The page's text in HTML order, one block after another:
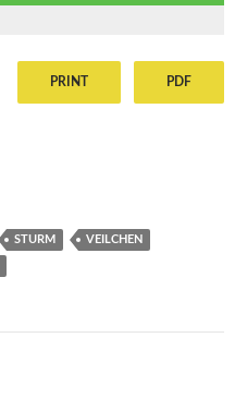
PRINT PDF
STURM VEILCHEN